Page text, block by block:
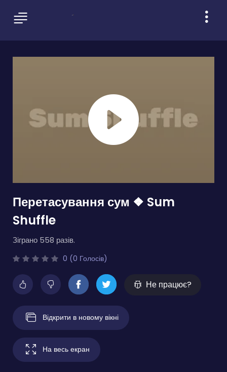
Перетасування сум ❖ Sum
Shuffle
Зіграно 558 разів.
0 (0 Голосів)
Не працює?
Відкрити в новому вікні
На весь екран